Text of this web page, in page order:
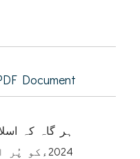
Document
2024ءکو